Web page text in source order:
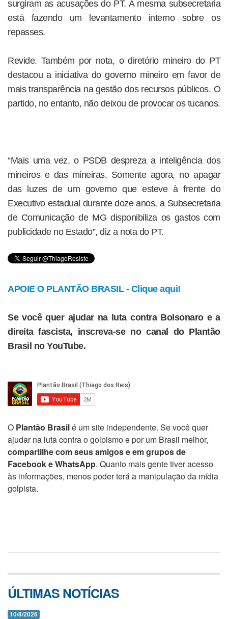
surgiram as acusações do PT. A mesma subsecretaria
está fazendo um levantamento interno sobre os
repasses.
Revide. Também por nota, o diretório mineiro do PT
destacou a iniciativa do governo mineiro em favor de
mais transparência na gestão dos recursos públicos. O
partido, no entanto, não deixou de provocar os tucanos.
“Mais uma vez, o PSDB despreza a inteligência dos
mineiros e das mineiras. Somente agora, no apagar
das luzes de um governo que esteve à frente do
Executivo estadual durante doze anos, a Subsecretaria
de Comunicação de MG disponibiliza os gastos com
publicidade no Estado”, diz a nota do PT.
APOIE O PLANTÃO BRASIL - Clique aqui!
Se você quer ajudar na luta contra Bolsonaro e a
direita fascista, inscreva-se no canal do Plantão
Brasil no YouTube.
O Plantão Brasilé um site independente. Se você quer
ajudar na luta contra o golpismo e por um Brasil melhor,
compartilhe com seus amigos e em grupos de
Facebook e WhatsApp. Quanto mais gente tiver acesso
às informações, menos poder terá a manipulação da mídia
golpista.
ÚLTIMAS NOTÍCIAS
10/8/2026